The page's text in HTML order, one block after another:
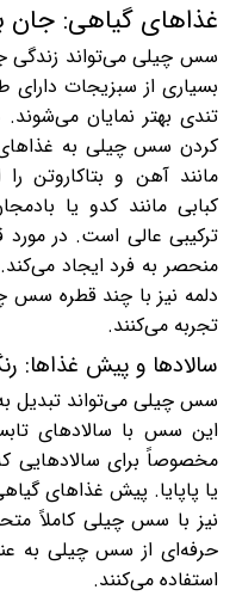
غذاهای گیاهی:
سس چیلی می‌تواند زندگی
بسیاری از سبزیجات
تندی بهتر نمایان
کردن سس چیلی به
مانند آهن و بتاکاروتن
کبابی مانند کدو یا
ترکیبی عالی است. در
منحصر به فرد ایجاد
دلمه نیز با چند قطره سس
تجربه می‌کنند.
سالادها و پیش غذاها:
سس چیلی می‌تواند تبدیل
این سس با سالادهای
مخصوصاً برای سالادهایی که
یا پاپایا. پیش غذاهای
نیز با سس چیلی کاملاً
حرفه‌ای از سس چیلی به
استفاده می‌کنند.